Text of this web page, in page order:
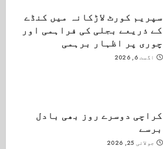
سپریم کورٹ لاڑکانہ میں کنڈے
کے ذریعے بجلی کی فراہمی اور
چوری پر اظہار برہمی
اگست 6, 2026
کراچی دوسرے روز بھی بادل
برسے
جولائی 25, 2026